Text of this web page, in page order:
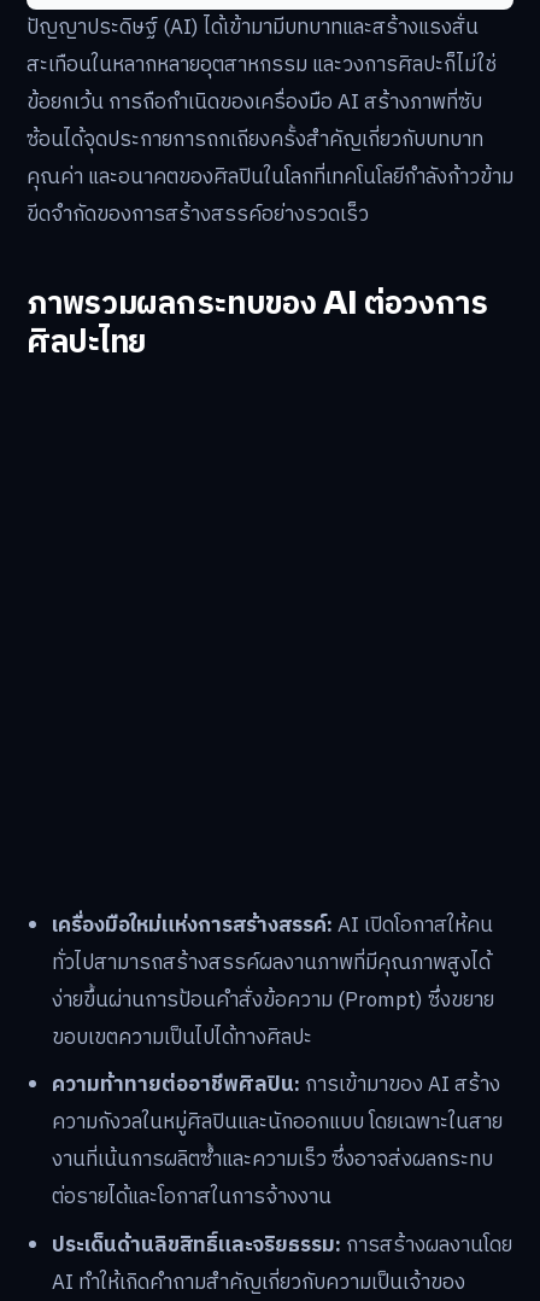
ปัญญาประดิษฐ์ (AI) ได้เข้ามามีบทบาทและสร้างแรงสั่น
สะเทือนในหลากหลายอุตสาหกรรม และวงการศิลปะก็ไม่ใช่
ข้อยกเว้น การถือกำเนิดของเครื่องมือ AI สร้างภาพที่ซับ
ซ้อนได้จุดประกายการถกเถียงครั้งสำคัญเกี่ยวกับบทบาท
คุณค่า และอนาคตของศิลปินในโลกที่เทคโนโลยีกำลังก้าวข้าม
ขีดจำกัดของการสร้างสรรค์อย่างรวดเร็ว
ภาพรวมผลกระทบของ AI ต่อวงการ
ศิลปะไทย
เครื่องมือใหม่แห่งการสร้างสรรค์:AI เปิดโอกาสให้คน
ทั่วไปสามารถสร้างสรรค์ผลงานภาพที่มีคุณภาพสูงได้
ง่ายขึ้นผ่านการป้อนคำสั่งข้อความ (Prompt) ซึ่งขยาย
ขอบเขตความเป็นไปได้ทางศิลปะ
ความท้าทายต่ออาชีพศิลปิน: การเข้ามาของ AI สร้าง
ความกังวลในหมู่ศิลปินและนักออกแบบ โดยเฉพาะในสาย
งานที่เน้นการผลิตซ้ำและความเร็ว ซึ่งอาจส่งผลกระทบ
ต่อรายได้และโอกาสในการจ้างงาน
ประเด็นด้านลิขสิทธิ์และจริยธรรม: การสร้างผลงานโดย
AI ทำให้เกิดคำถามสำคัญเกี่ยวกับความเป็นเจ้าของ